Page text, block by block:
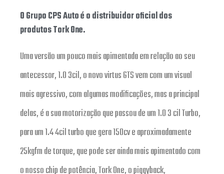
O Grupo CPS Auto é o distribuidor oficial dos
produtos Tork One.
Uma versão um pouco mais apimentada em relação ao seu
antecessor, 1.0 3cil, o novo virtus GTS vem com um visual
mais agressivo, com algumas modificações, mas a principal
delas, é a sua motorização que passou de um 1.0 3 cil Turbo,
para um 1.4 4cil turbo que gera 150cv e aproximadamente
25kgfm de torque, que pode ser ainda mais apimentado com
o nosso chip de potência, Tork One, o piggyback,